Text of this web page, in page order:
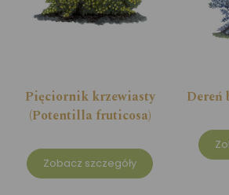
Pięciornik krzewiasty
(Potentilla fruticosa)
Zobacz szczegóły
Dereń